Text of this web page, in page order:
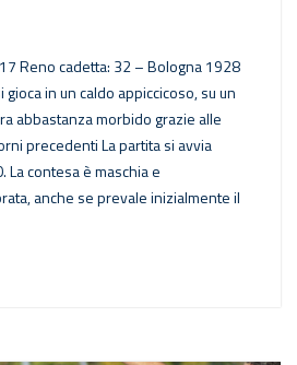
Reno cadetta: 32 – Bologna 1928
in un caldo appiccicoso, su un
abbastanza morbido grazie alle
precedenti La partita si avvia
contesa è maschia e
anche se prevale inizialmente il